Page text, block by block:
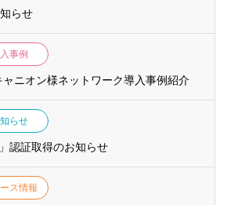
らせ
事例
ニオン様ネットワーク導入事例紹介
らせ
認証取得のお知らせ
ス情報